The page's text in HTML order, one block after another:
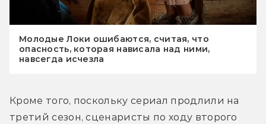
Молодые Локи ошибаются, считая, что
опасность, которая нависала над ними,
навсегда исчезла
Кроме того, поскольку сериал продлили на
третий сезон, сценаристы по ходу второго